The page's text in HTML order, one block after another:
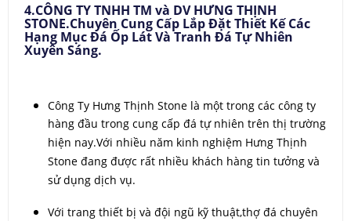
4.CÔNG TY TNHH TM và DV HƯNG THỊNH
STONE.Chuyên Cung Cấp Lắp Đặt Thiết Kế Các
Hạng Mục Đá Ốp Lát Và Tranh Đá Tự Nhiên
Xuyên Sáng.
Công Ty Hưng Thịnh Stone là một trong các công ty
hàng đầu trong cung cấp đá tự nhiên trên thị trường
hiện nay.Với nhiều năm kinh nghiệm Hưng Thịnh
Stone đang được rất nhiều khách hàng tin tưởng và
sử dụng dịch vụ.
Với trang thiết bị và đội ngũ kỹ thuật,thợ đá chuyên